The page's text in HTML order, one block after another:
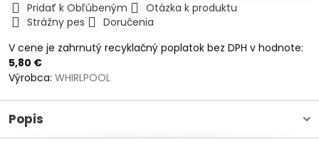
Pridať k Obľúbeným
Otázka k produktu
Strážny pes
Doručenia
V cene je zahrnutý recyklačný poplatok bez DPH v hodnote:
5,80 €
Výrobca: WHIRLPOOL
Popis